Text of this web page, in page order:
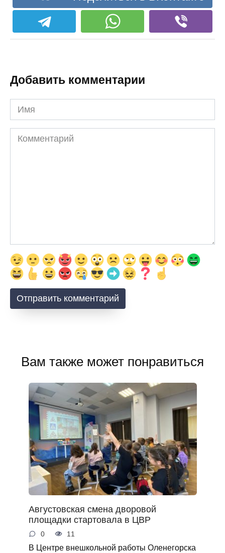
Добавить комментарии
Имя
Комментарий
Вам также может понравиться
Августовская смена дворовой
площадки стартовала в ЦВР
0 11
В Центре внешкольной работы Оленегорска